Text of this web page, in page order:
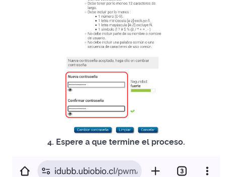
4. Espere a que termine el proceso.